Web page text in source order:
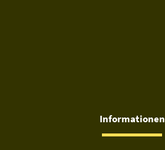
Informationen